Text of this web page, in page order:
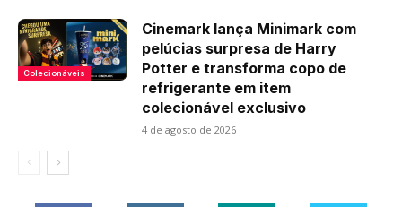
Colecionáveis
Cinemark lança Minimark com
pelúcias surpresa de Harry
Potter e transforma copo de
refrigerante em item
colecionável exclusivo
4 de agosto de 2026